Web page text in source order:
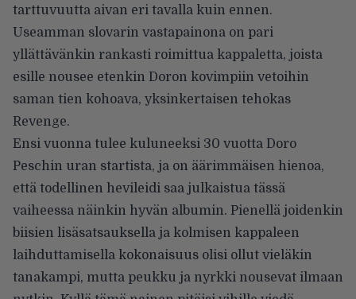
tarttuvuutta aivan eri tavalla kuin ennen.
Useamman slovarin vastapainona on pari
yllättävänkin rankasti roimittua kappaletta, joista
esille nousee etenkin Doron kovimpiin vetoihin
saman tien kohoava, yksinkertaisen tehokas
Revenge.
Ensi vuonna tulee kuluneeksi 30 vuotta Doro
Peschin uran startista, ja on äärimmäisen hienoa,
että todellinen hevileidi saa julkaistua tässä
vaiheessa näinkin hyvän albumin. Pienellä joidenkin
biisien lisäsatsauksella ja kolmisen kappaleen
laihduttamisella kokonaisuus olisi ollut vieläkin
tanakampi, mutta peukku ja nyrkki nousevat ilmaan